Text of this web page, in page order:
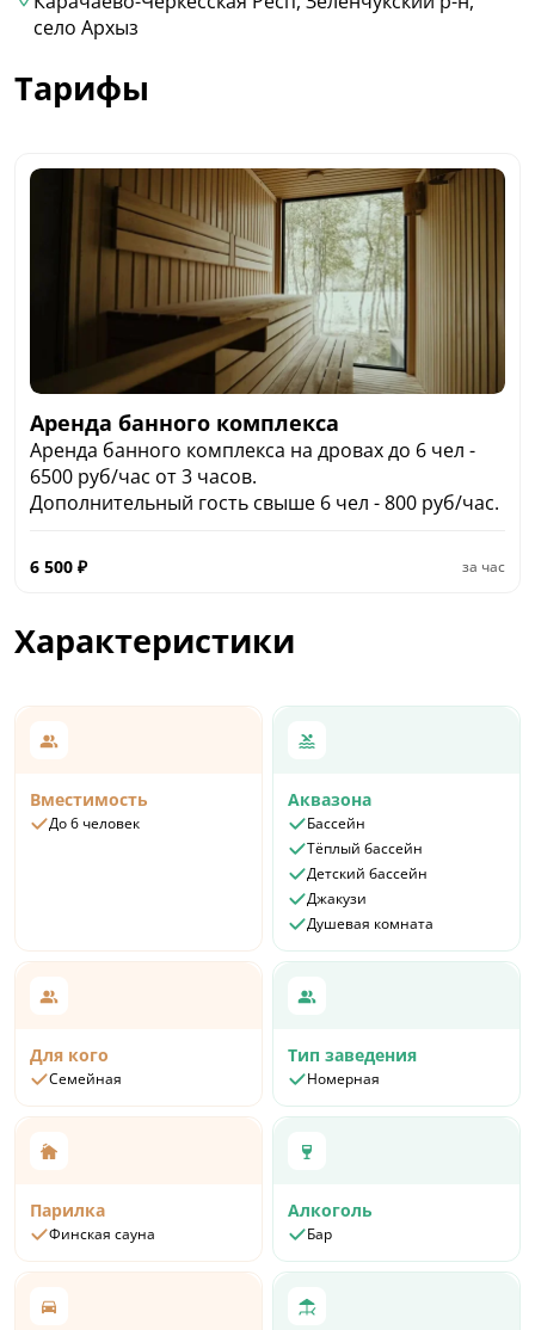
село Архыз
Тарифы
Аренда банного комплекса
Аренда банного комплекса на дровах до 6 чел -
6500 руб/час от 3 часов.
Дополнительный гость свыше 6 чел - 800 руб/час.
6 500 ₽ за час
Характеристики
Вместимость
До 6 человек
Аквазона
Бассейн
Тёплый бассейн
Детский бассейн
Джакузи
Душевая комната
Для кого
Семейная
Тип заведения
Номерная
Парилка
Финская сауна
Алкоголь
Бар